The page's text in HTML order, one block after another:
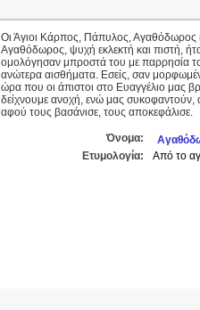
Οι Άγιοι Κάρπος, Πάπυλος, Αγαθόδωρος
Αγαθόδωρος, ψυχή εκλεκτή και πιστή,
ομολόγησαν μπροστά του με παρρησία το
ανώτερα αισθήματα. Εσείς, σαν
ώρα που οι άπιστοι στο Ευαγγέλιο μας
δείχνουμε ανοχή, ενώ μας συκοφαντούν,
αφού τους βασάνισε, τους αποκεφάλισε.
Όνομα:
Ετυμολογία:
Από το